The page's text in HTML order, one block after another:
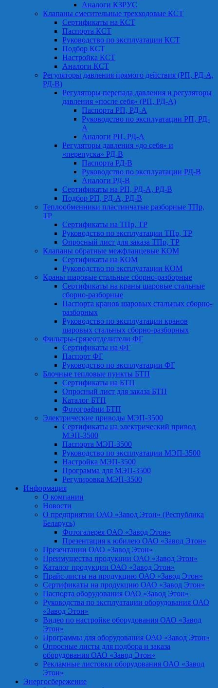
Аналоги КЗРУС
Клапаны смесительные трехходовые КСТ
Сертификаты на КСТ
Паспорта КСТ
Руководство по эксплуатации КСТ
Подбор КСТ
Настройка КСТ
Аналоги КСТ
Регуляторы давления прямого действия (РП, РД-А,
РД-В)
Регуляторы перепада давления и регуляторы
давления «после себя» (РП, РД-А)
Паспорта РП, РД-А
Руководство по эксплуатации РП, РД-
А
Аналоги РП, РД-А
Регуляторы давления «до себя» и
«перепуска» РД-В
Паспорта РД-В
Руководство по эксплуатации РД-В
Аналоги РД-В
Сертификаты на РП, РД-А, РД-В
Подбор РП, РД-А, РД-В
Теплообменники пластинчатые разборные ТПр,
ТР
Сертификаты на ТПр, ТР
Руководство по эксплуатации ТПр, ТР
Опросный лист для заказа ТПр, ТР
Клапаны обратные межфланцевые КОМ
Сертификаты на КОМ
Руководство по эксплуатации КОМ
Краны шаровые стальные сборно-разборные
Сертификаты на краны шаровые стальные
сборно-разборные
Паспорта кранов шаровых стальных сборно-
разборных
Руководство по эксплуатации кранов
шаровых стальных сборно-разборных
Фильтры-грязеотделители ФГ
Сертификаты на ФГ
Паспорт ФГ
Руководство по эксплуатации ФГ
Блочные тепловые пункты БТП
Сертификаты на БТП
Опросный лист для заказа БТП
Каталог БТП
Фотографии БТП
Электрические приводы МЭП-3500
Сертификаты на электрический привод
МЭП-3500
Паспорта МЭП-3500
Руководство по эксплуатации МЭП-3500
Настройка МЭП-3500
Программа для МЭП-3500
Регулировка МЭП-3500
Информация
О компании
Новости
О предприятии ОАО «Завод Этон» (Республика
Беларусь)
Фотогалерея ОАО «Завод Этон»
Презентация к юбилею ОАО «Завод Этон»
Презентации ОАО «Завод Этон»
Преимущества продукции ОАО «Завод Этон»
Каталог продукции ОАО «Завод Этон»
Прайс-листы на продукцию ОАО «Завод Этон»
Сертификаты на продукцию ОАО «Завод Этон»
Паспорта оборудования ОАО «Завод Этон»
Руководства по эксплуатации оборудования ОАО
«Завод Этон»
Видео по настройке оборудования ОАО «Завод
Этон»
Программы для оборудования ОАО «Завод Этон»
Опросные листы для подбора и заказа
оборудования ОАО «Завод Этон»
Рекламные листовки оборудования ОАО «Завод
Этон»
Энергосбережение